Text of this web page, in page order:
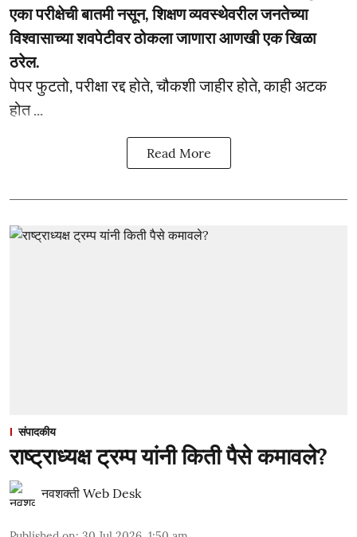
एका परीक्षेची बातमी नसून, शिक्षण व्यवस्थेवरील जनतेच्या
विश्वासाच्या शवपेटीवर ठोकला जाणारा आणखी एक खिळा
ठरेल.
पेपर फुटतो, परीक्षा रद्द होते, चौकशी जाहीर होते, काही अटक
होत ...
Read More
संपादकीय
राष्ट्राध्यक्ष ट्रम्प यांनी किती पैसे कमावले?
नवशक्ती Web Desk